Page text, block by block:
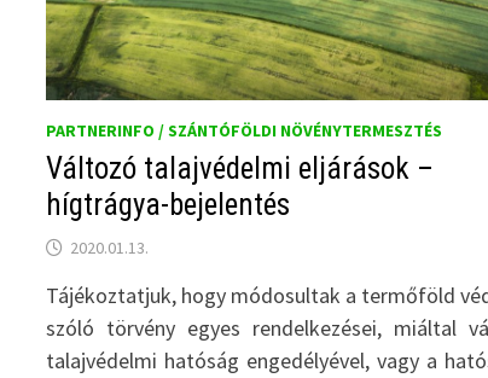
PARTNERINFO / SZÁNTÓFÖLDI NÖVÉNYTERMESZTÉS
Változó talajvédelmi eljárások –
hígtrágya-bejelentés
2020.01.13.
Tájékoztatjuk, hogy módosultak a termőföld
szóló törvény egyes rendelkezései, miáltal
talajvédelmi hatóság engedélyével, vagy a